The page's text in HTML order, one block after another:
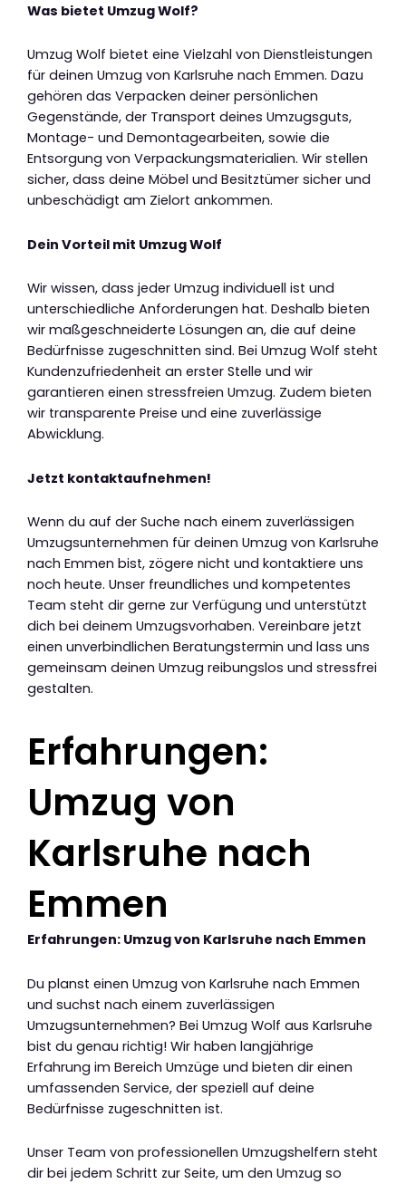
Was bietet Umzug Wolf?
Umzug Wolf bietet eine Vielzahl von Dienstleistungen
für deinen Umzug von Karlsruhe nach Emmen. Dazu
gehören das Verpacken deiner persönlichen
Gegenstände, der Transport deines Umzugsguts,
Montage- und Demontagearbeiten, sowie die
Entsorgung von Verpackungsmaterialien. Wir stellen
sicher, dass deine Möbel und Besitztümer sicher und
unbeschädigt am Zielort ankommen.
Dein Vorteil mit Umzug Wolf
Wir wissen, dass jeder Umzug individuell ist und
unterschiedliche Anforderungen hat. Deshalb bieten
wir maßgeschneiderte Lösungen an, die auf deine
Bedürfnisse zugeschnitten sind. Bei Umzug Wolf steht
Kundenzufriedenheit an erster Stelle und wir
garantieren einen stressfreien Umzug. Zudem bieten
wir transparente Preise und eine zuverlässige
Abwicklung.
Jetzt kontaktaufnehmen!
Wenn du auf der Suche nach einem zuverlässigen
Umzugsunternehmen für deinen Umzug von Karlsruhe
nach Emmen bist, zögere nicht und kontaktiere uns
noch heute. Unser freundliches und kompetentes
Team steht dir gerne zur Verfügung und unterstützt
dich bei deinem Umzugsvorhaben. Vereinbare jetzt
einen unverbindlichen Beratungstermin und lass uns
gemeinsam deinen Umzug reibungslos und stressfrei
gestalten.
Erfahrungen:
Umzug von
Karlsruhe nach
Emmen
Erfahrungen: Umzug von Karlsruhe nach Emmen
Du planst einen Umzug von Karlsruhe nach Emmen
und suchst nach einem zuverlässigen
Umzugsunternehmen? Bei Umzug Wolf aus Karlsruhe
bist du genau richtig! Wir haben langjährige
Erfahrung im Bereich Umzüge und bieten dir einen
umfassenden Service, der speziell auf deine
Bedürfnisse zugeschnitten ist.
Unser Team von professionellen Umzugshelfern steht
dir bei jedem Schritt zur Seite, um den Umzug so